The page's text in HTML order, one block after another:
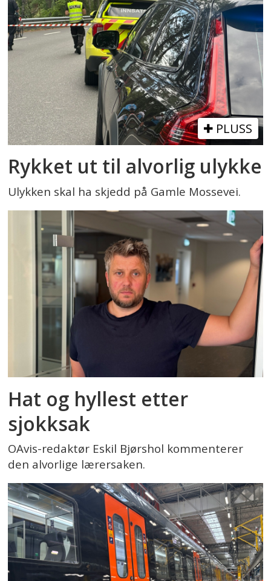
PLUSS
Rykket ut til alvorlig ulykke
Ulykken skal ha skjedd på Gamle Mossevei.
Hat og hyllest etter
sjokksak
OAvis-redaktør Eskil Bjørshol kommenterer
den alvorlige lærersaken.